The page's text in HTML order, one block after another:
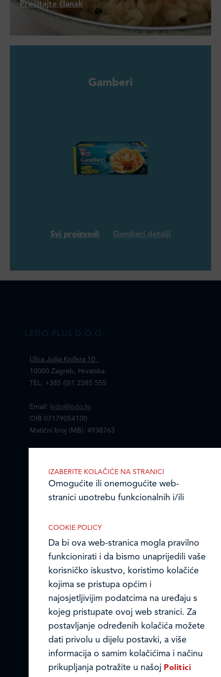
Pročitajte članak
Gamberi
Svi proizvodi Gamberi detalji
LEDO PLUS D.O.O.
Ulica Julija Knifera 10 ,
10000 Zagreb, Hrvatska
TEL: +385 (0)1 2385 555
Email:
ledo@ledo.hr
OIB 07179054100
Matični broj (MB): 4938763
Ledo u inozemstvu
Online formular
Privacy notice and Cookies
© LEDO plus d.o.o. 2026.
COOKIE POLICY
Da bi ova web-stranica mogla pravilno
funkcionirati i da bismo unaprijedili vaše
korisničko iskustvo, koristimo kolačiće
kojima se pristupa općim i
najosjetljivijim podatcima na uređaju s
kojeg pristupate ovoj web stranici. Za
postavljanje određenih kolačića možete
dati privolu u dijelu postavki, a više
informacija o samim kolačićima i načinu
prikupljanja potražite u našoj Politici
IZABERITE KOLAČIĆE NA STRANICI
Omogućite ili onemogućite web-
stranici upotrebu funkcionalnih i/ili
Nužni (tehnički) kolačići
Nužni kolačići omogućuju osnovne
funkcionalnosti. Bez ovih kolačića, web-
stranica ne može pravilno funkcionirati,
a isključiti ih možete mijenjanjem
postavki u svome web-pregledniku.